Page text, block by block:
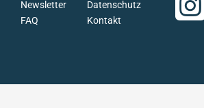
FAQ
Newsletter
Kontakt
Datenschutz